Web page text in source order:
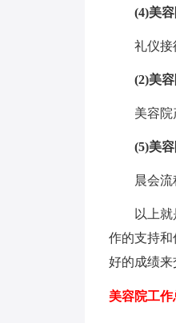
(4)美
礼仪接待
(2)美
美容院产
(5)美
晨会流程
以上就是
作的支持
好的成绩来
美容院工作